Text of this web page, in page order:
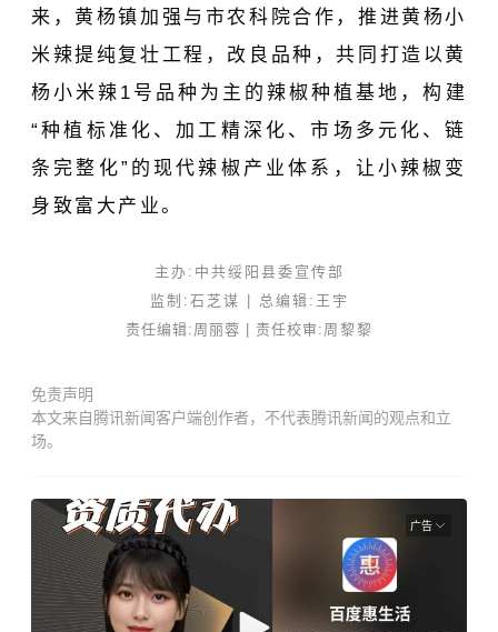
来，黄杨镇加强与市农科院合作，推进黄杨小
米辣提纯复壮工程，改良品种，共同打造以黄
杨小米辣1号品种为主的辣椒种植基地，构建
“种植标准化、加工精深化、市场多元化、链
条完整化”的现代辣椒产业体系，让小辣椒变
身致富大产业。
主办:中共绥阳县委宣传部
监制:石芝谋 | 总编辑: 王宇
责任编辑:周丽蓉 | 责任校审: 周黎黎
免责声明
本文来自腾讯新闻客户端创作者，不代表腾讯新闻的观点和立
场。
广告